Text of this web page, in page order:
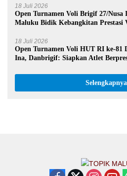
18 Juli 2026
Open Turnamen Voli Brigif 27/
Maluku Bidik Kebangkitan Prestasi
18 Juli 2026
Open Turnamen Voli HUT RI ke-81
Ina, Danbrigif: Siapkan Atlet
Selengkapnya